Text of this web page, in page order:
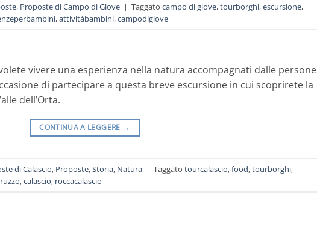
, Proposte di Campo di Giove | Taggato campo di giove,tourborghi,escursione,
,attivitàbambini,campodigiove
vivere una esperienza nella natura accompagnati dalle persone
di partecipare a questa breve escursione in cui scoprirete la
dell’Orta.
CONTINUA A LEGGERE →
di Calascio, Proposte,Storia, Natura | Taggato tourcalascio,food,tourborghi,
,calascio, roccacalascio